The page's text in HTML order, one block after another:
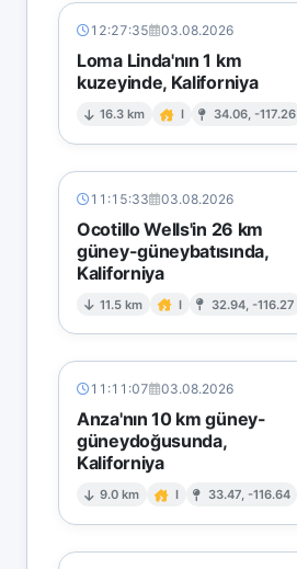
12:27:35 03.08.2026
Loma Linda'nın 1 km
kuzeyinde, Kaliforniya
16.3 km I 34.06, -117.26
11:15:33 03.08.2026
Ocotillo Wells'in 26 km
güney-güneybatısında,
Kaliforniya
11.5 km I 32.94, -116.27
11:11:07 03.08.2026
Anza'nın 10 km güney-
güneydoğusunda,
Kaliforniya
9.0 km I 33.47, -116.64